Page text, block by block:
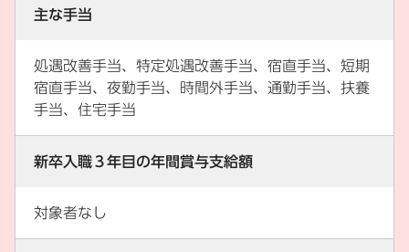
主な手当
処遇改善手当、特定処遇改善手当、宿直手当、短期
宿直手当、夜勤手当、時間外手当、通勤手当、扶養
手当、住宅手当
新卒入職３年目の年間賞与支給額
対象者なし